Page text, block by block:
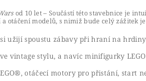
od 10 let – Součástí této stavebnice je
otáčení modelů, s nimiž bude celý zážitek
si užijí spoustu zábavy při hraní na
vintage stylu, a navíc minifigurky
otáčecí motory pro přistání, start